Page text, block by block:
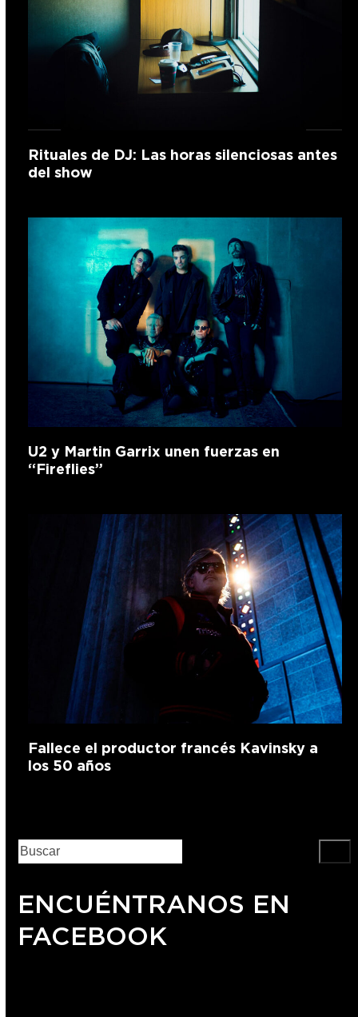
Rituales de DJ: Las horas silenciosas antes
del show
U2 y Martin Garrix unen fuerzas en
“Fireflies”
Fallece el productor francés Kavinsky a
los 50 años
ENCUÉNTRANOS EN
FACEBOOK